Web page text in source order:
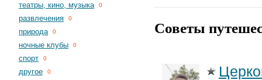
театры, кино, музыка 0
развлечения 0
природа 0
ночные клубы 0
спорт 0
другое 0
Советы